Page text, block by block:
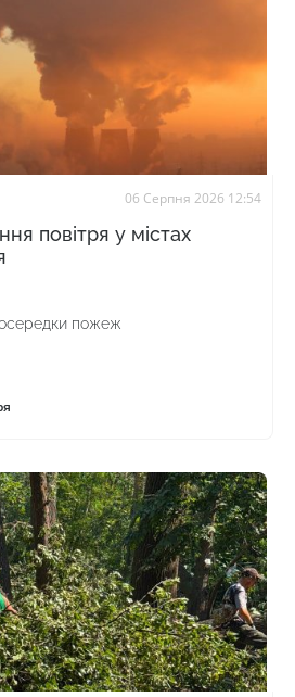
06 Серпня 2026 12:54
повітря у містах
осередки пожеж